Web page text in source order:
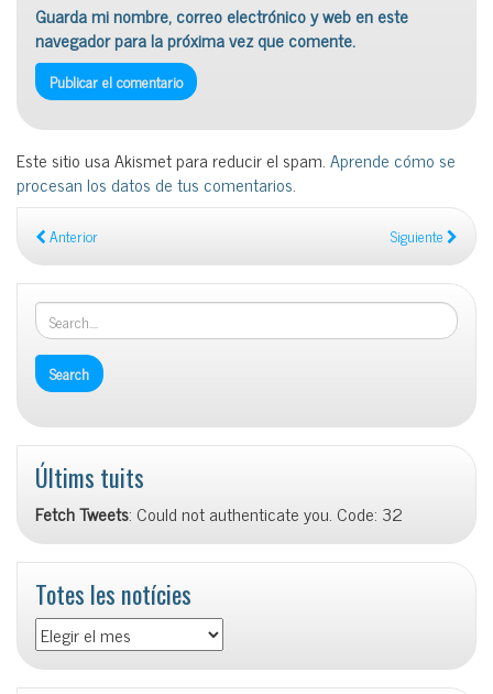
Guarda mi nombre, correo electrónico y web en este
navegador para la próxima vez que comente.
Este sitio usa Akismet para reducir el spam.Aprende cómo se
procesan los datos de tus comentarios.
Anterior Siguiente
Últims tuits
Fetch Tweets: Could not authenticate you. Code: 32
Totes les notícies
Totes
les
notícies